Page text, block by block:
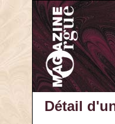
Détail